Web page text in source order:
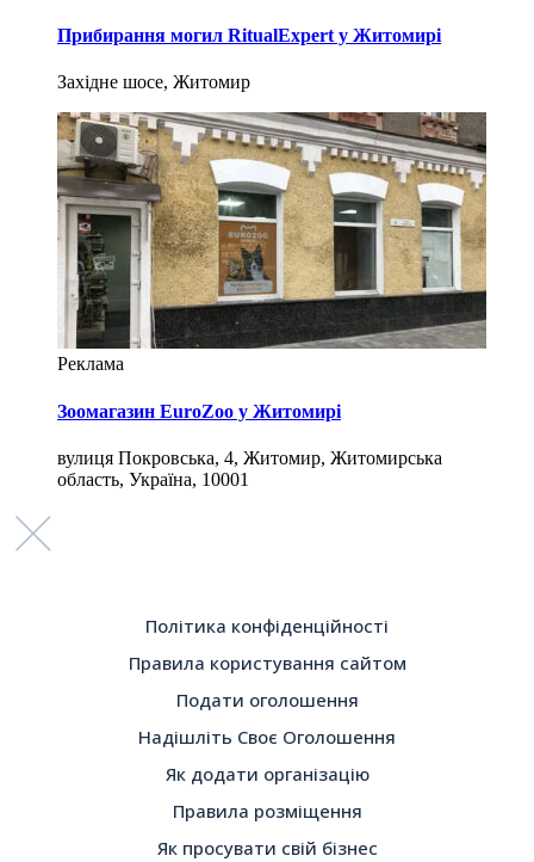
Прибирання могил RitualExpert у Житомирі
Західне шосе, Житомир
Реклама
Зоомагазин EuroZoo у Житомирі
вулиця Покровська, 4, Житомир, Житомирська
область, Україна, 10001
Політика конфіденційності
Правила користування сайтом
Подати оголошення
Надішліть Своє Оголошення
Як додати організацію
Правила розміщення
Як просувати свій бізнес